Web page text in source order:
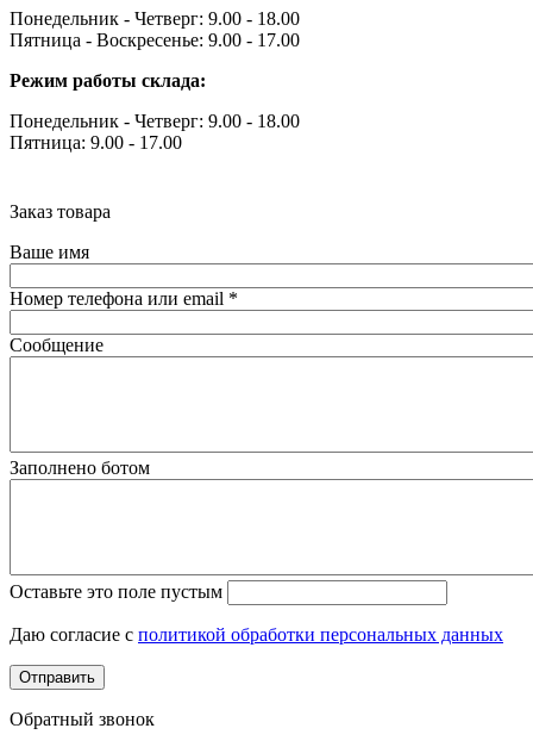
Понедельник - Четверг: 9.00 - 18.00
Пятница - Воскресенье: 9.00 - 17.00
Режим работы склада:
Понедельник - Четверг: 9.00 - 18.00
Пятница: 9.00 - 17.00
Заказ товара
Ваше имя
Номер телефона или email *
Сообщение
Заполнено ботом
Оставьте это поле пустым
Даю согласие с политикой обработки персональных данных
Обратный звонок